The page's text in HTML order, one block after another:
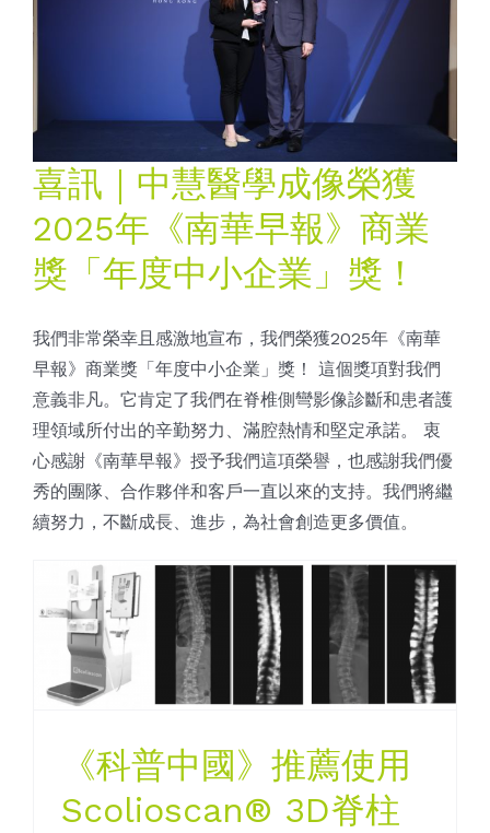
喜訊｜中慧醫學成像榮獲
2025年《南華早報》商業
獎「年度中小企業」獎！
我們非常榮幸且感激地宣布，我們榮獲2025年《南華
早報》商業獎「年度中小企業」獎！ 這個獎項對我們
意義非凡。它肯定了我們在脊椎側彎影像診斷和患者護
理領域所付出的辛勤努力、滿腔熱情和堅定承諾。 衷
心感謝《南華早報》授予我們這項榮譽，也感謝我們優
秀的團隊、合作夥伴和客戶一直以來的支持。我們將繼
續努力，不斷成長、進步，為社會創造更多價值。
《科普中國》推薦使用
Scolioscan® 3D脊柱